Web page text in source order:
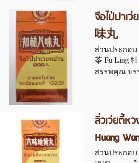
จือไป่ปาเ
味丸
ส่วนประกอบ
苓 Fu Ling
สรรพคุณ บร
ลิ่วเว่ยตี้ห
Huang
ส่วนประกอบ